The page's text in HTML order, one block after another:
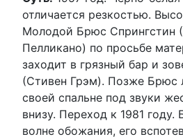
отличается резкостью.
Молодой Брюс Спрингстин
Пелликано) по просьбе
заходит в грязный бар и
(Стивен Грэм). Позже Брюс
своей спальне под звуки
внизу. Переход к 1981 году.
волне обожания, его